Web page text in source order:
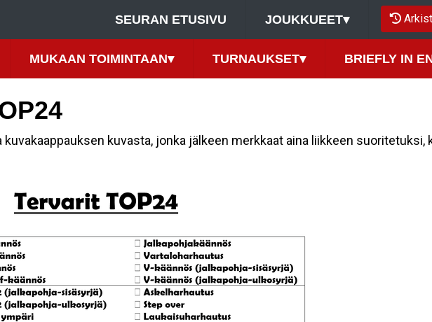
SEURAN ETUSIVU JOUKKUEET▾
MUKAAN TOIMINTAAN▾ TURNAUKSET▾ BRIEFLY IN
kuvakaappauksen kuvasta, jonka jälkeen merkkaat aina liikkeen